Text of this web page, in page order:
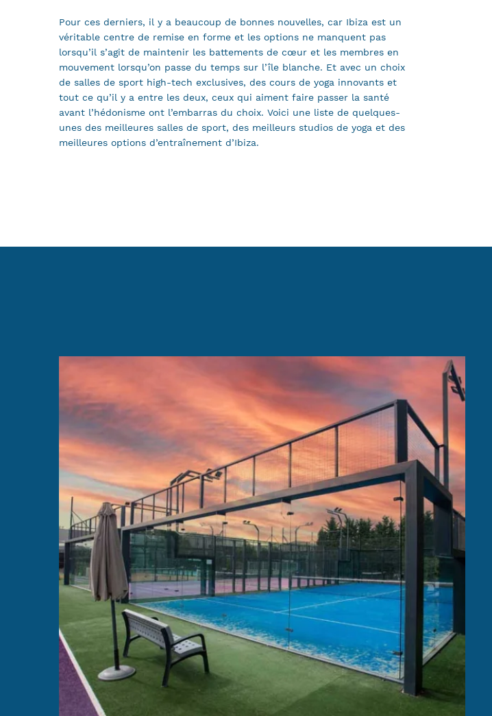
Pour ces derniers, il y a beaucoup de bonnes nouvelles, car Ibiza est un
véritable centre de remise en forme et les options ne manquent pas
lorsqu’il s’agit de maintenir les battements de cœur et les membres en
mouvement lorsqu’on passe du temps sur l’île blanche. Et avec un choix
de salles de sport high-tech exclusives, des cours de yoga innovants et
tout ce qu’il y a entre les deux, ceux qui aiment faire passer la santé
avant l’hédonisme ont l’embarras du choix. Voici une liste de quelques-
unes des meilleures salles de sport, des meilleurs studios de yoga et des
meilleures options d’entraînement d’Ibiza.